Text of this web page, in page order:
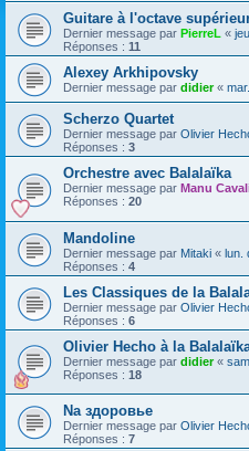
Guitare à l'octave
Dernier message par PierreL «
Réponses : 11
Alexey Arkhipovsky
Dernier message par didier«
Scherzo Quartet
Dernier message par Olivier
Réponses : 3
Orchestre avec Balalaïka
Dernier message par Manu
Réponses : 20
Mandoline
Dernier message par Mitaki « lun.
Réponses : 4
Les Classiques de la
Dernier message par Olivier
Réponses : 6
Olivier Hecho à la
Dernier message par didier«
Réponses : 18
Na здоровье
Dernier message par Olivier
Réponses : 7